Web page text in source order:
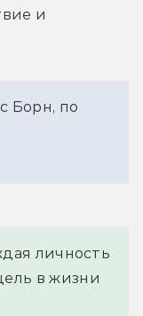
и
Борн, по
личность
в жизни